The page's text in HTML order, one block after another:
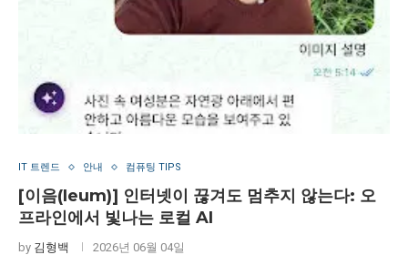
IT 트렌드 안내 컴퓨팅 TIPS
[이음(Ieum)] 인터넷이 끊겨도 멈추지 않는다: 오
프라인에서 빛나는 로컬 AI
by 김형백 2026년 06월 04일